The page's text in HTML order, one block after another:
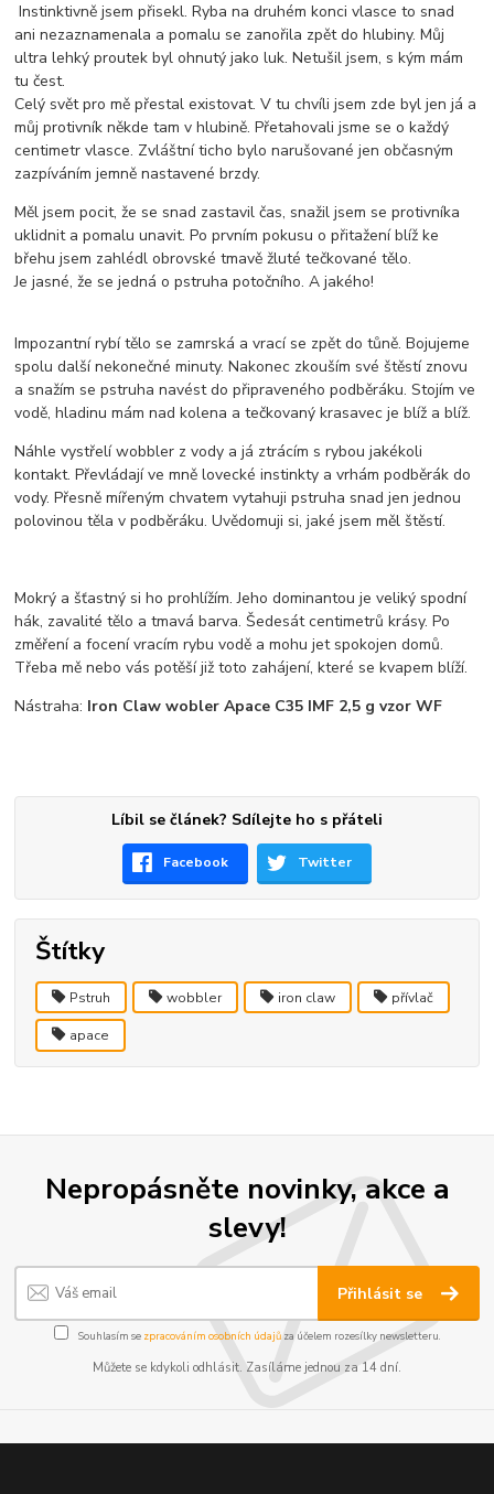
Instinktivně jsem přisekl. Ryba na druhém konci vlasce to snad
ani nezaznamenala a pomalu se zanořila zpět do hlubiny. Můj
ultra lehký proutek byl ohnutý jako luk. Netušil jsem, s kým mám
tu čest.
Celý svět pro mě přestal existovat. V tu chvíli jsem zde byl jen já a
můj protivník někde tam v hlubině. Přetahovali jsme se o každý
centimetr vlasce. Zvláštní ticho bylo narušované jen občasným
zazpíváním jemně nastavené brzdy.
Měl jsem pocit, že se snad zastavil čas, snažil jsem se protivníka
uklidnit a pomalu unavit. Po prvním pokusu o přitažení blíž ke
břehu jsem zahlédl obrovské tmavě žluté tečkované tělo.
Je jasné, že se jedná o pstruha potočního. A jakého!
Impozantní rybí tělo se zamrská a vrací se zpět do tůně. Bojujeme
spolu další nekonečné minuty. Nakonec zkouším své štěstí znovu
a snažím se pstruha navést do připraveného podběráku. Stojím ve
vodě, hladinu mám nad kolena a tečkovaný krasavec je blíž a blíž.
Náhle vystřelí wobbler z vody a já ztrácím s rybou jakékoli
kontakt. Převládají ve mně lovecké instinkty a vrhám podběrák do
vody. Přesně mířeným chvatem vytahuji pstruha snad jen jednou
polovinou těla v podběráku. Uvědomuji si, jaké jsem měl štěstí.
Mokrý a šťastný si ho prohlížím. Jeho dominantou je veliký spodní
hák, zavalité tělo a tmavá barva. Šedesát centimetrů krásy. Po
změření a focení vracím rybu vodě a mohu jet spokojen domů.
Třeba mě nebo vás potěší již toto zahájení, které se kvapem blíží.
Nástraha: Iron Claw wobler Apace C35 IMF 2,5 g vzor WF
Líbil se článek? Sdílejte ho s přáteli
Facebook Twitter
Štítky
Pstruh wobbler iron claw přívlač
apace
Nepropásněte novinky, akce a
slevy!
Přihlásit se
Souhlasím se zpracováním osobních údajůza účelem rozesílky newsletteru.
Můžete se kdykoli odhlásit. Zasíláme jednou za 14 dní.